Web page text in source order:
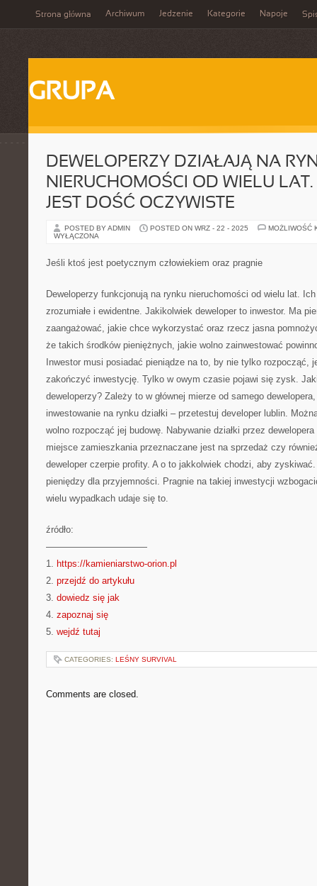
Strona główna Archiwum Jedzenie Kategorie Napoje
GRUPA
DEWELOPERZY DZIAŁAJĄ NA
NIERUCHOMOŚCI OD WIELU
JEST DOŚĆ OCZYWISTE
POSTED BY ADMIN POSTED ON WRZ - 22 - 2025
MOŻLIWOŚĆ
WYŁĄCZONA
Jeśli ktoś jest poetycznym człowiekiem oraz pragnie
Deweloperzy funkcjonują na rynku nieruchomości od wielu lat.
zrozumiałe i ewidentne. Jakikolwiek deweloper to inwestor. Ma
zaangażować, jakie chce wykorzystać oraz rzecz jasna
że takich środków pieniężnych, jakie wolno zainwestować
Inwestor musi posiadać pieniądze na to, by nie tylko rozpocząć,
zakończyć inwestycję. Tylko w owym czasie pojawi się zysk.
deweloperzy? Zależy to w głównej mierze od samego
inwestowanie na rynku działki – przetestuj developer lublin.
wolno rozpocząć jej budowę. Nabywanie działki przez
miejsce zamieszkania przeznaczane jest na sprzedaż czy
deweloper czerpie profity. A o to jakkolwiek chodzi, aby
pieniędzy dla przyjemności. Pragnie na takiej inwestycji
wielu wypadkach udaje się to.
źródło:
———————————
1. https://kamieniarstwo-orion.pl
2. przejdź do artykułu
3. dowiedz się jak
4. zapoznaj się
5. wejdź tutaj
CATEGORIES: LEŚNY SURVIVAL
Comments are closed.